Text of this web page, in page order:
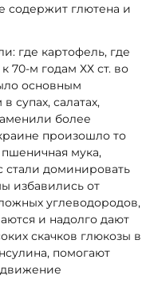
содержит глютена и
где картофель, где
70-м годам ХХ ст. во
основным
супах, салатах,
более
произошло то
мука,
стали доминировать
избавились от
углеводородов,
и надолго дают
скачков глюкозы в
помогают
движение